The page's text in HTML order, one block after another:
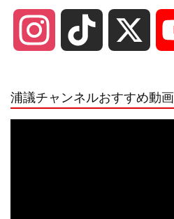
浦議チャンネルおすすめ動画